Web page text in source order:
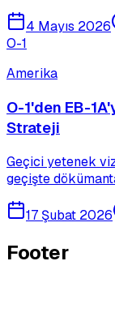
4 Mayıs 2026
O-1
Amerika
O-1'den EB-
Strateji
Geçici yetenek
geçişte
17 Şubat 2026
Footer